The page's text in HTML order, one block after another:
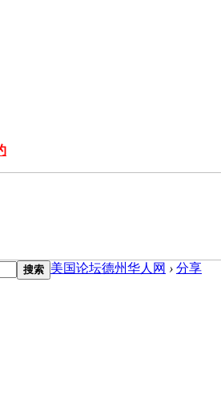
搜索 美国论坛德州华人网 › 分享